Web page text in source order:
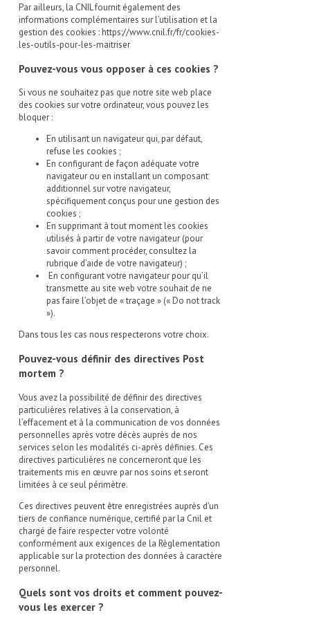
Par ailleurs, la CNIL fournit également des
informations complémentaires sur l’utilisation et la
gestion des cookies :https://www.cnil.fr/fr/cookies-
les-outils-pour-les-maitriser
Pouvez-vous vous opposer à ces cookies ?
Si vous ne souhaitez pas que notre site web place
des cookies sur votre ordinateur, vous pouvez les
bloquer :
En utilisant un navigateur qui, par défaut,
refuse les cookies ;
En configurant de façon adéquate votre
navigateur ou en installant un composant
additionnel sur votre navigateur,
spécifiquement conçus pour une gestion des
cookies ;
En supprimant à tout moment les cookies
utilisés à partir de votre navigateur (pour
savoir comment procéder, consultez la
rubrique d’aide de votre navigateur) ;
En configurant votre navigateur pour qu’il
transmette au site web votre souhait de ne
pas faire l’objet de « traçage » (« Do not track
»).
Dans tous les cas nous respecterons votre choix.
Pouvez-vous définir des directives Post
mortem ?
Vous avez la possibilité de définir des directives
particulières relatives à la conservation, à
l’effacement et à la communication de vos données
personnelles après votre décès auprès de nos
services selon les modalités ci-après définies. Ces
directives particulières ne concerneront que les
traitements mis en œuvre par nos soins et seront
limitées à ce seul périmètre.
Ces directives peuvent être enregistrées auprès d’un
tiers de confiance numérique, certifié par la Cnil et
chargé de faire respecter votre volonté
conformément aux exigences de la Règlementation
applicable sur la protection des données à caractère
personnel.
Quels sont vos droits et comment pouvez-
vous les exercer ?